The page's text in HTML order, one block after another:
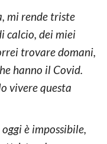
mi rende triste
calcio, dei miei
trovare domani,
hanno il Covid.
vivere questa
è impossibile,